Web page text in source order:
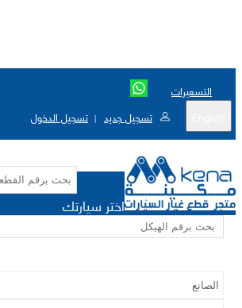
التسعيرات
تسجيل جديد | تسجيل الدخول
اختر سيارتك